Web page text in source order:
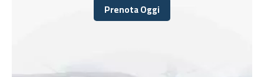
Prenota Oggi
Prenota Oggi